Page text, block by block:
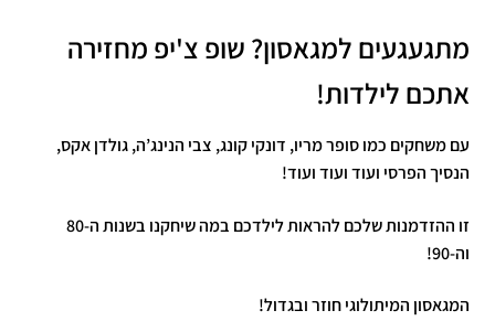
מתגעגעים למגאסון? שופ צ'יפ מחזירה
אתכם לילדות!
עם משחקים כמו סופר מריו, דונקי קונג, צבי הנינג’ה, גולדן אקס,
הנסיך הפרסי ועוד ועוד ועוד!
זו ההזדמנות שלכם להראות לילדכם במה שיחקנו בשנות ה-80
וה-90!
המגאסון המיתולוגי חוזר ובגדול!